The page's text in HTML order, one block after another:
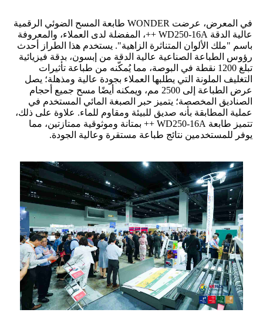
في المعرض، عرضت WONDER طابعة المسح الضوئي الرقمية
عالية الدقة WD250-16A ++، المفضلة لدى العملاء، والمعروفة
باسم "ملك الألوان المتناثرة الزاهية". يستخدم هذا الطراز أحدث
رؤوس الطباعة الصناعية عالية الدقة من إبسون، بدقة فيزيائية
تبلغ 1200 نقطة في البوصة، مما يُمكّنه من طباعة تأثيرات
التغليف الملونة التي يطلبها العملاء بجودة عالية ومذهلة؛ يصل
عرض الطباعة إلى 2500 مم، ويمكنه أيضًا مسح جميع أحجام
الصناديق المخصصة؛ يتميز حبر الصبغة المائي المستخدم في
عملية المطابقة بأنه صديق للبيئة ومقاوم للماء. علاوة على ذلك،
تتميز طابعة WD250-16A ++ بمتانة وموثوقية ممتازتين، مما
يوفر للمستخدمين نتائج طباعة مستقرة وعالية الجودة.